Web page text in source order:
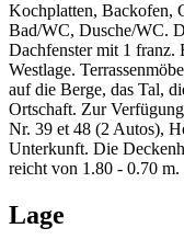
Kochplatten, Backofen,
Bad/WC, Dusche/WC.
Dachfenster mit 1 franz.
Westlage.
auf die Berge, das Tal,
Ortschaft. Zur
Nr. 39 et 48 (2 Autos),
Unterkunft. Die
reicht von 1.80 - 0.70
Lage